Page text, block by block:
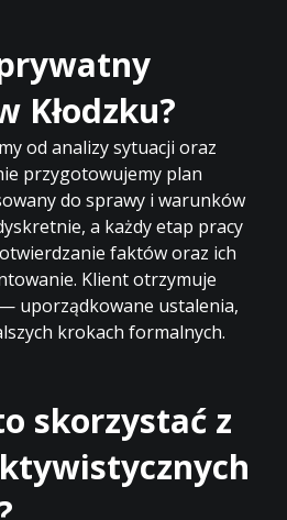
Kłodzku?
od analizy sytuacji oraz
przygotowujemy plan
do sprawy i warunków
a każdy etap pracy
faktów oraz ich
Klient otrzymuje
uporządkowane ustalenia,
krokach formalnych.
skorzystać z